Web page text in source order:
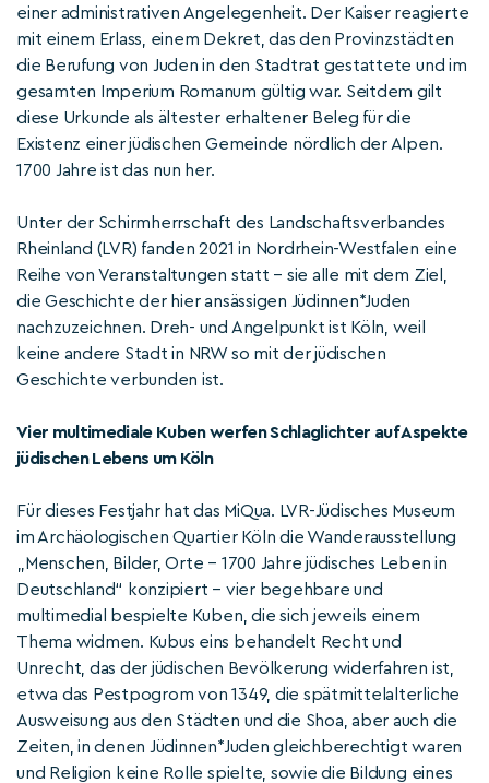
einer administrativen Angelegenheit. Der Kaiser reagierte
mit einem Erlass, einem Dekret, das den Provinzstädten
die Berufung von Juden in den Stadtrat gestattete und im
gesamten Imperium Romanum gültig war. Seitdem gilt
diese Urkunde als ältester erhaltener Beleg für die
Existenz einer jüdischen Gemeinde nördlich der Alpen.
1700 Jahre ist das nun her.
Unter der Schirmherrschaft des Landschaftsverbandes
Rheinland (LVR) fanden 2021 in Nordrhein-Westfalen eine
Reihe von Veranstaltungen statt – sie alle mit dem Ziel,
die Geschichte der hier ansässigen Jüdinnen*Juden
nachzuzeichnen. Dreh- und Angelpunkt ist Köln, weil
keine andere Stadt in NRW so mit der jüdischen
Geschichte verbunden ist.
Vier multimediale Kuben werfen Schlaglichter auf Aspekte
jüdischen Lebens um Köln
Für dieses Festjahr hat das MiQua. LVR-Jüdisches Museum
im Archäologischen Quartier Köln die Wanderausstellung
„Menschen, Bilder, Orte – 1700 Jahre jüdisches Leben in
Deutschland“ konzipiert – vier begehbare und
multimedial bespielte Kuben, die sich jeweils einem
Thema widmen. Kubus eins behandelt Recht und
Unrecht, das der jüdischen Bevölkerung widerfahren ist,
etwa das Pestpogrom von 1349, die spätmittelalterliche
Ausweisung aus den Städten und die Shoa, aber auch die
Zeiten, in denen Jüdinnen*Juden gleichberechtigt waren
und Religion keine Rolle spielte, sowie die Bildung eines